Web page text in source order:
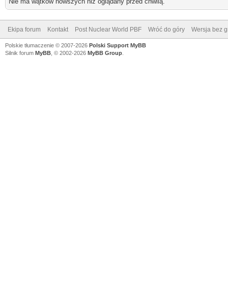
Ekipa forum Kontakt Post Nuclear World PBF Wróć do góry Wersja bez
Polskie tłumaczenie © 2007-2026 Polski Support MyBB
Silnik forum MyBB , © 2002-2026 MyBB Group